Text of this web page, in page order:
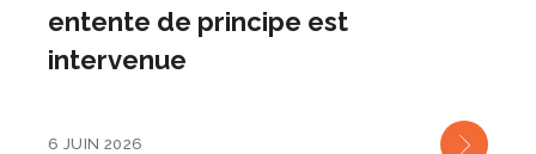
entente de principe est
intervenue
6 JUIN 2026